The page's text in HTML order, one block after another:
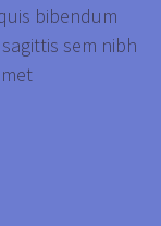
bibendum
sem nibh